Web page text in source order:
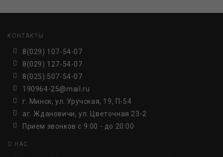
КОНТАКТЫ
8(029) 107-54-07
8(029) 127-54-07
8(025) 507-54-07
190964-25@mail.ru
г. Минск, ул. Уручская, 19, П-54
аг. Ждановичи, ул. Цветочная 23-2
Прием звонков c 9:00 - до 20:00
О НАС